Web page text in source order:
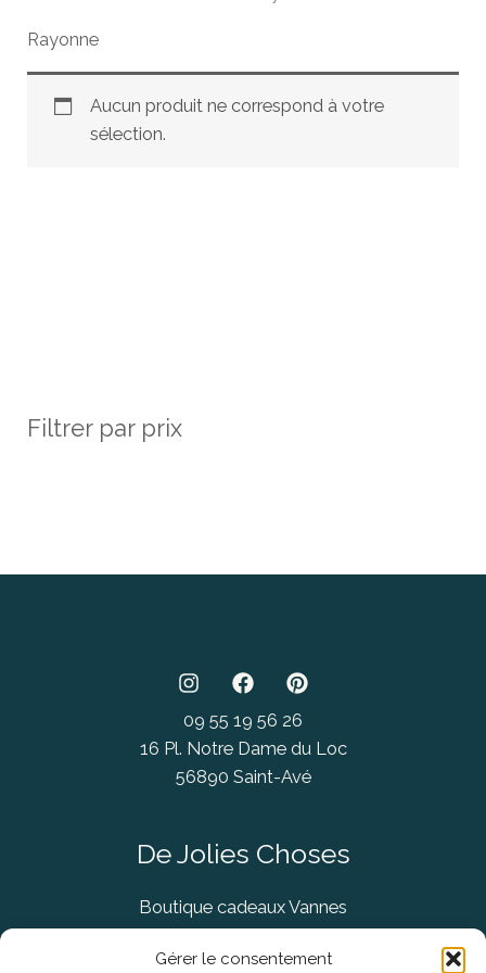
Gérer le consentement
Filtrer par prix
Rayonne
Aucun produit ne correspond à votre
sélection.
09 55 19 56 26
16 Pl. Notre Dame du Loc
56890 Saint-Avé
De Jolies Choses
Boutique cadeaux Vannes
Concept Store Vannes